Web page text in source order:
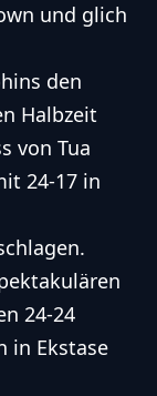
und glich
den
Halbzeit
von Tua
24-17 in
24-24
in Ekstase